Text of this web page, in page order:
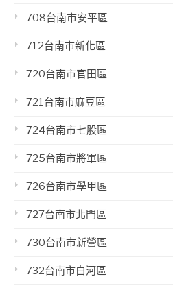
708台南市安平區
712台南市新化區
720台南市官田區
721台南市麻豆區
724台南市七股區
725台南市將軍區
726台南市學甲區
727台南市北門區
730台南市新營區
732台南市白河區